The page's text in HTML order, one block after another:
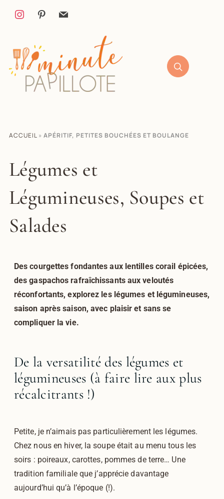
ACCUEIL» APÉRITIF, PETITES BOUCHÉES ET BOULANGE
Légumes et
Légumineuses, Soupes et
Salades
Des courgettes fondantes aux lentilles corail épicées,
des gaspachos rafraîchissants aux veloutés
réconfortants, explorez les légumes et légumineuses,
saison après saison, avec plaisir et sans se
compliquer la vie.
De la versatilité des légumes et
légumineuses (à faire lire aux plus
récalcitrants !)
Petite, je n’aimais pas particulièrement les légumes.
Chez nous en hiver, la soupe était au menu tous les
soirs : poireaux, carottes, pommes de terre… Une
tradition familiale que j’apprécie davantage
aujourd’hui qu’à l’époque (!).